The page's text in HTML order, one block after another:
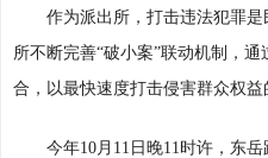
作为派出所，打击违法犯罪
所不断完善“破小案”联动机制，
合，以最快速度打击侵害群众权益
今年10月11日晚11时许，东